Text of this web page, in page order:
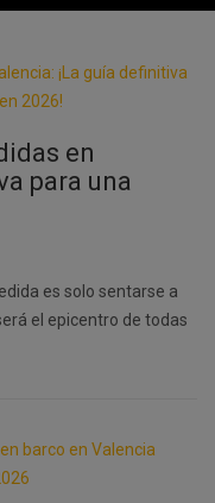
en
para una
es solo sentarse a
el epicentro de todas